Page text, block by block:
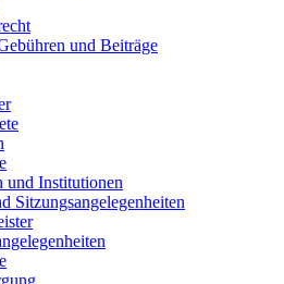
und Beiträge
und Institutionen
Sitzungsangelegenheiten